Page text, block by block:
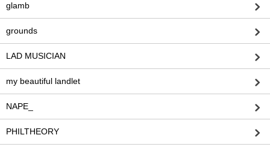
glamb
grounds
LAD MUSICIAN
my beautiful landlet
NAPE_
PHILTHEORY